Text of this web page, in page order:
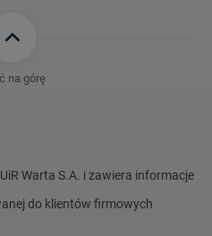
na górę
Warta S.A. i zawiera informacje
do klientów firmowych